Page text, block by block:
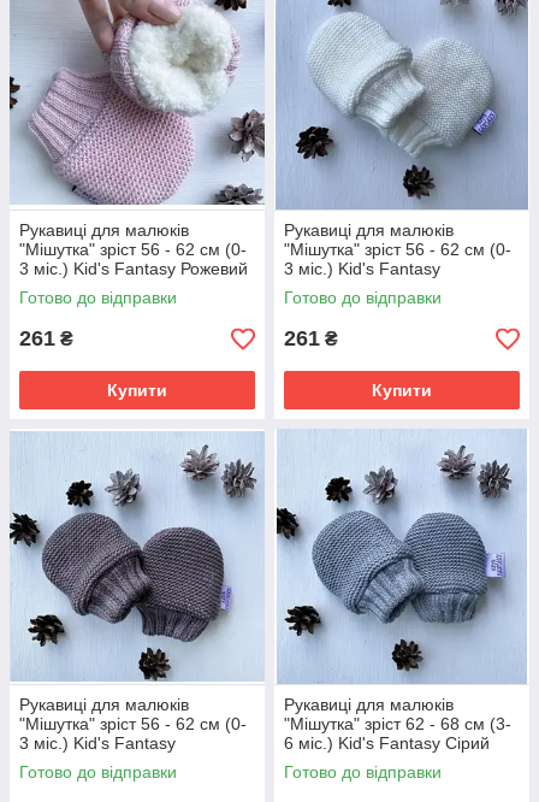
Рукавиці для малюків
"Мішутка" зріст 56 - 62 см (0-
3 міс.) Kid's Fantasy Рожевий
Готово до відправки
261 ₴
Купити
Рукавиці для малюків
"Мішутка" зріст 56 - 62 см (0-
3 міс.) Kid's Fantasy
Молочний
Готово до відправки
261 ₴
Купити
Рукавиці для малюків
"Мішутка" зріст 56 - 62 см (0-
3 міс.) Kid's Fantasy
Коричневий
Готово до відправки
Рукавиці для малюків
"Мішутка" зріст 62 - 68 см (3-
6 міс.) Kid's Fantasy Сірий
Готово до відправки